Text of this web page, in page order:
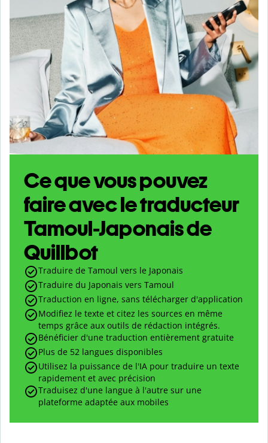
Ce que vous pouvez
faire avec le traducteur
Tamoul-Japonais de
Quillbot
Traduire de Tamoul vers le Japonais
Traduire du Japonais vers Tamoul
Traduction en ligne, sans télécharger d'application
Modifiez le texte et citez les sources en même
temps grâce aux outils de rédaction intégrés.
Bénéficier d'une traduction entièrement gratuite
Plus de 52 langues disponibles
Utilisez la puissance de l'IA pour traduire un texte
rapidement et avec précision
Traduisez d'une langue à l'autre sur une
plateforme adaptée aux mobiles